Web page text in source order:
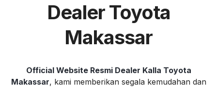
Dealer Toyota
Makassar
Official Website Resmi Dealer Kalla Toyota
Makassar, kami memberikan segala kemudahan dan